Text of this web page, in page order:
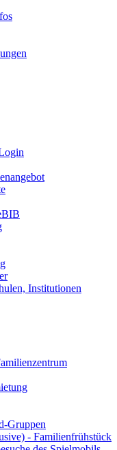
Institutionen
Gruppen
- Familienfrühstück